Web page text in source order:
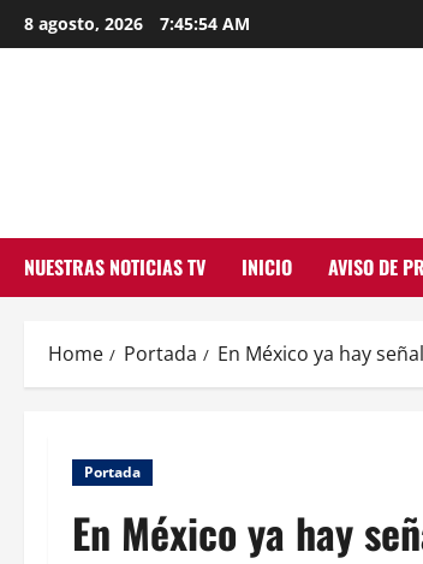
Skip
to
8 agosto, 2026 7:45:55 AM
NUESTRAS NOTICIAS TV INICIO AVISO DE
Home Portada En México ya hay
Portada
En México ya hay